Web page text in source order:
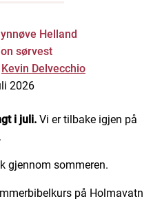
Helland
sørvest
Kevin Delvecchio
2026
i juli. Vi er tilbake igjen på
gjennom sommeren.
på Holmavatn